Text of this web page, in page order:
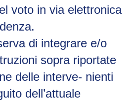
voto in via elettronica
di integrare e/o
sopra riportate
delle interve- nienti
dell’attuale